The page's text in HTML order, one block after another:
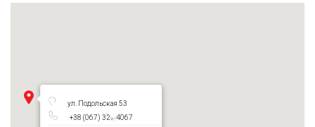
ул. Подольская 53
+38 (067) 327 4067